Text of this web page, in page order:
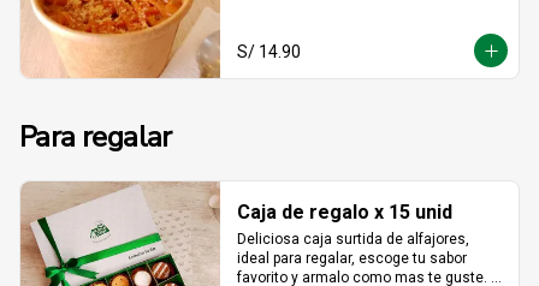
S/ 14.90
Para regalar
Caja de regalo x 15 unid
Deliciosa caja surtida de alfajores,
ideal para regalar, escoge tu sabor
favorito y armalo como mas te guste.